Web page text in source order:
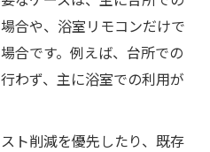
合や、浴室リモコンだけで
合です。例えば、台所での
わず、主に浴室での利用が
ト削減を優先したり、既存